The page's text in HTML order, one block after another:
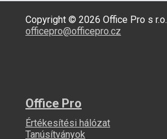
Copyright © 2026 Office Pro s r.o.
officepro@officepro.cz
Office Pro
Értékesítési hálózat
Tanúsítványok